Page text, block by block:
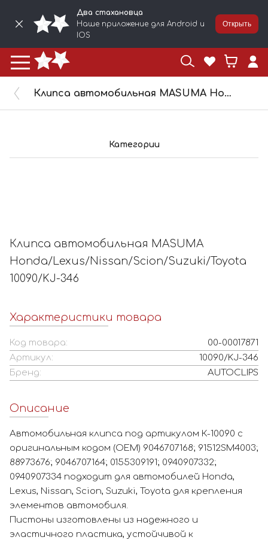
Два стахановца
Наше приложение для Android и
IOS
Открыть
Клипса автомобильная MASUMA Honda/Lexus/Nissan/Scion/Suzuki/Toyota 10090/KJ-346
Категории
Клипса автомобильная MASUMA
Honda/Lexus/Nissan/Scion/Suzuki/Toyota
10090/KJ-346
Характеристики товара
Код товара:
00-00017871
Артикул:
10090/KJ-346
Бренд:
AUTOCLIPS
Описание
Автомобильная клипса под артикулом К-10090 с
оригинальным кодом (OEM) 9046707168; 91512SM4003;
88973676; 9046707164; 0155309191; 0940907332;
0940907334 подходит для автомобилей Honda,
Lexus, Nissan, Scion, Suzuki, Toyota для крепления
элементов автомобиля.
Пистоны изготовлены из надежного и
эластичного пластика, устойчивой к